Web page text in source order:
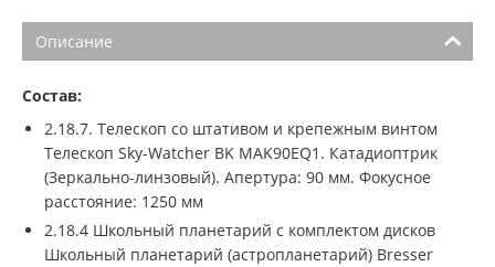
Описание
Состав:
2.18.7. Телескоп со штативом и крепежным винтом
Телескоп Sky-Watcher BK MAK90EQ1. Катадиоптрик
(Зеркально-линзовый). Апертура: 90 мм. Фокусное
расстояние: 1250 мм
2.18.4 Школьный планетарий с комплектом дисков
Школьный планетарий (астропланетарий) Bresser